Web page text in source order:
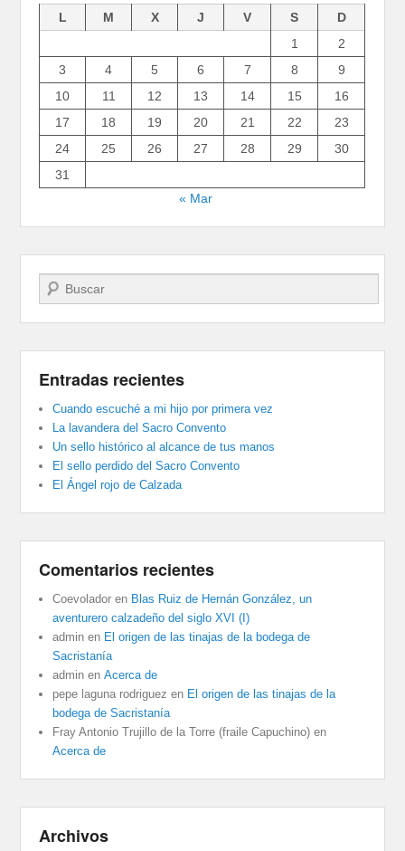
L M X J V S
D
1
2
3
4 5 6 7 8
9
10
11 12 13 14 15
16
17
18 19 20 21 22
23
24
25 26 27 28 29
30
31
« Mar
Buscar
Entradas recientes
Cuando escuché a mi hijo por primera vez
La lavandera del Sacro Convento
Un sello histórico al alcance de tus manos
El sello perdido del Sacro Convento
El Ángel rojo de Calzada
Comentarios recientes
Coevolador en Blas Ruiz de Hernán González, un
aventurero calzadeño del siglo XVI (I)
admin en El origen de las tinajas de la bodega de
Sacristanía
admin enAcerca de
pepe laguna rodriguez en El origen de las tinajas de la
bodega de Sacristanía
Fray Antonio Trujillo de la Torre (fraile Capuchino) en
Acerca de
Archivos